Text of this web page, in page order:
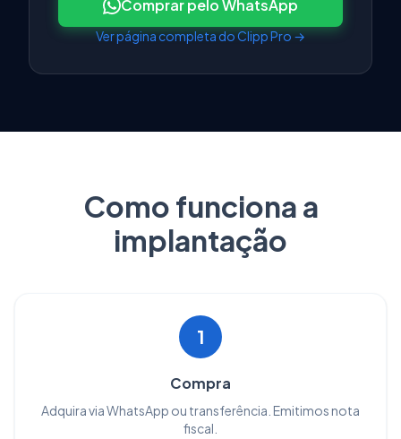
Comprar pelo WhatsApp
Ver página completa do Clipp Pro →
Como funciona a
implantação
1
Compra
Adquira via WhatsApp ou transferência. Emitimos nota
fiscal.